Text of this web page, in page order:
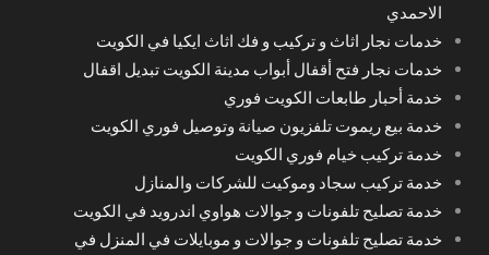
الاحمدي
خدمات نجار اثاث و تركيب و فك اثاث ايكيا في الكويت
خدمات نجار فتح أقفال أبواب مدينة الكويت تبديل اقفال
خدمة أحبار طابعات الكويت فوري
خدمة بيع ريموت تلفزيون صيانة وتوصيل فوري الكويت
خدمة تركيب خيام فوري الكويت
خدمة تركيب سجاد وموكيت للشركات والمنازل
خدمة تصليح تلفونات و جوالات هواوي اندرويد في الكويت
خدمة تصليح تلفونات و جوالات و موبايلات في المنزل في